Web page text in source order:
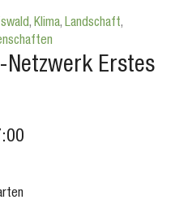
, Klima, Landschaft,
Erstes